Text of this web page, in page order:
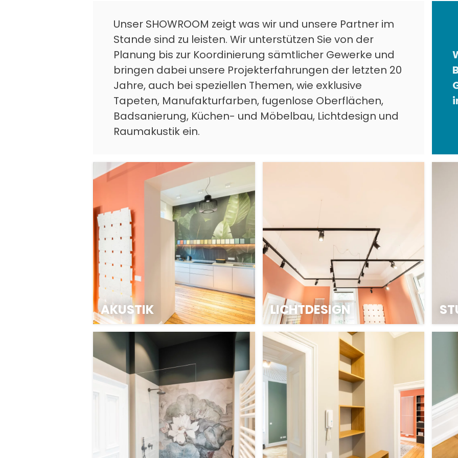
Unser SHOWROOM zeigt was wir und unsere Partner im
Stande sind zu leisten. Wir unterstützen Sie von der
Planung bis zur Koordinierung sämtlicher Gewerke und
bringen dabei unsere Projekterfahrungen der letzten 20
Jahre, auch bei speziellen Themen, wie exklusive
Tapeten, Manufakturfarben, fugenlose Oberflächen,
Badsanierung, Küchen- und Möbelbau, Lichtdesign und
Raumakustik ein.
AKUSTIK LICHTDESIGN